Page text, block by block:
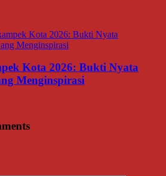
Kota 2026: Bukti Nyata
Menginspirasi